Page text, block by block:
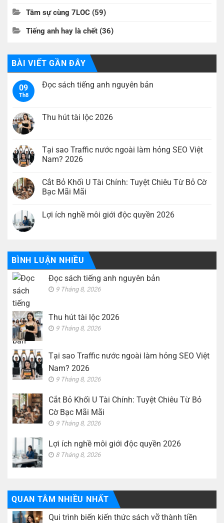
Tâm sự cùng 7LOC (59)
Tiếng anh hay là chết (36)
BÀI VIẾT GẦN ĐÂY
09
Th8
Đọc sách tiếng anh nguyên bản
luận
ở
anh
nguyên
bản
Thu hút tài lộc 2026
luận
ở
Thu
lộc
2026
Tại sao Traffic nước ngoài làm hỏng SEO Việt
Nam? 2026
bình
luận
ở
Traffic
Việt
Nam?
2026
Cắt Bỏ Khối U Tài Chính: Tuyệt Chiêu Từ Bỏ Cờ
Bạc Mãi Mãi
bình
Tài
Chính:
Tuyệt
Chiêu
Từ
Mãi
Mãi
Lợi ích nghề môi giới độc quyền 2026
ở
Lợi
ích
nghề
môi
độc
BÌNH LUẬN NHIỀU
Đọc sách tiếng anh nguyên bản
9 Tháng 8, 2026
Thu hút tài lộc 2026
9 Tháng 8, 2026
Tại sao Traffic nước ngoài làm hỏng SEO Việt
Nam? 2026
9 Tháng 8, 2026
Cắt Bỏ Khối U Tài Chính: Tuyệt Chiêu Từ Bỏ
Cờ Bạc Mãi Mãi
9 Tháng 8, 2026
Lợi ích nghề môi giới độc quyền 2026
8 Tháng 8, 2026
QUAN TÂM NHIỀU NHẤT
Qui trình biến kiến thức sách vỡ thành tiền